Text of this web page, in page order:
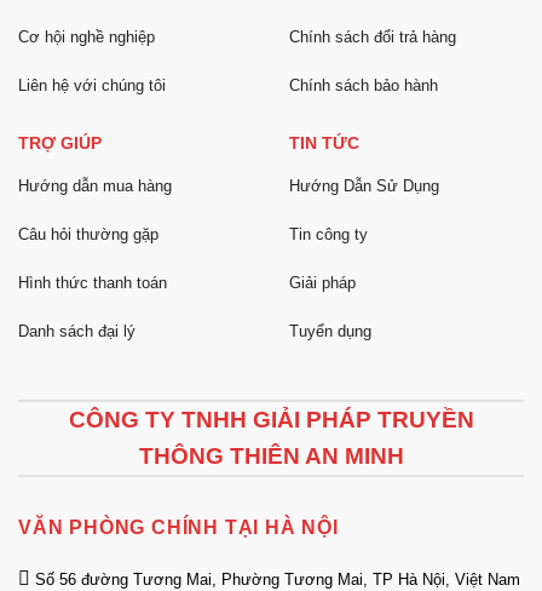
Cơ hội nghề nghiệp
Liên hệ với chúng tôi
Chính sách đổi trả hàng
Chính sách bảo hành
TRỢ GIÚP
Hướng dẫn mua hàng
Câu hỏi thường gặp
Hình thức thanh toán
Danh sách đại lý
TIN TỨC
Hướng Dẫn Sử Dụng
Tin công ty
Giải pháp
Tuyển dụng
CÔNG TY TNHH GIẢI PHÁP TRUYỀN
THÔNG THIÊN AN MINH
VĂN PHÒNG CHÍNH TẠI HÀ NỘI
Số 56 đường Tương Mai, Phường Tương Mai, TP Hà Nội, Việt Nam